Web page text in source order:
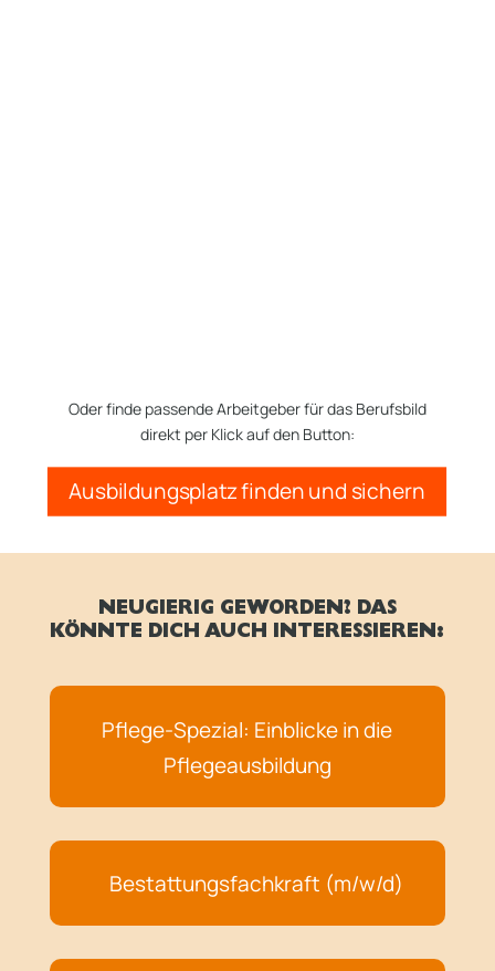
Oder finde passende Arbeitgeber für das Berufsbild
direkt per Klick auf den Button:
Ausbildungsplatz finden und sichern
NEUGIERIG GEWORDEN? DAS
KÖNNTE DICH AUCH INTERESSIEREN:
Pflege-Spezial: Einblicke in die
Pflegeausbildung
Bestattungsfachkraft (m/w/d)